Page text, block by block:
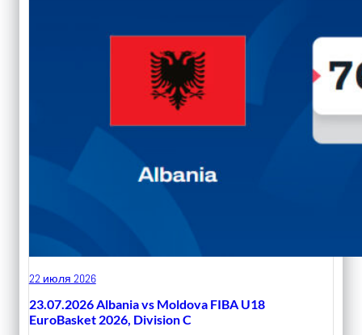
22 июля 2026
23.07.2026 Albania vs Moldova FIBA U18
EuroBasket 2026, Division C